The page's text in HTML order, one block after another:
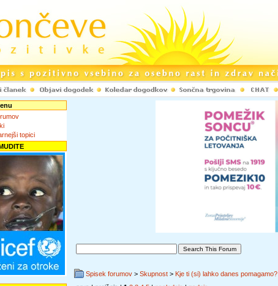
topici
Spisek forumov > Skupnost > Kje ti (si) lahko danes pomagamo?